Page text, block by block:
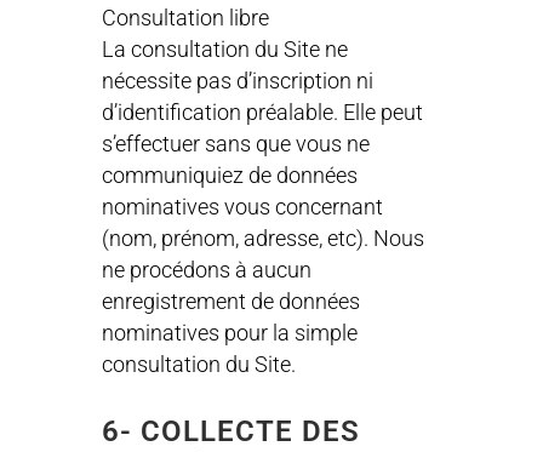
Consultation libre
La consultation du Site ne
nécessite pas d’inscription ni
d’identification préalable. Elle peut
s’effectuer sans que vous ne
communiquiez de données
nominatives vous concernant
(nom, prénom, adresse, etc). Nous
ne procédons à aucun
enregistrement de données
nominatives pour la simple
consultation du Site.
6- COLLECTE DES